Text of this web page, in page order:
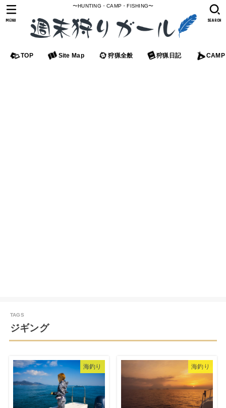
〜HUNTING・CAMP・FISHING〜
TOP Site Map 狩猟全般 狩猟日記 CAMP
SEARCH
MENU
ジギング
海釣り 海釣り